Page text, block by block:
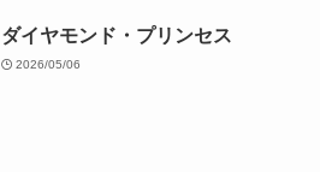
ダイヤモンド・プリンセス
2026/05/06